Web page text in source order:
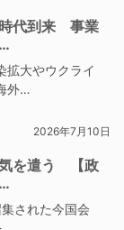
時代到来 事業
大やウクライ
外…
2026年7月10日
を遣う 【政
された今国会